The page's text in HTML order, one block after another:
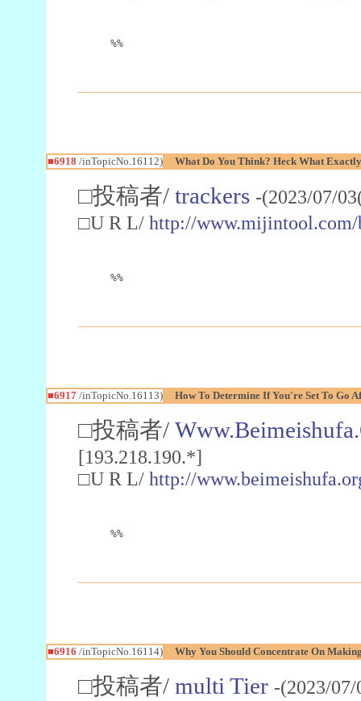
%%
■6918 /inTopicNo.16112) What Do You Think? Heck What
□投稿者/ trackers -(2023/07/
□U R L/ http://www.mijintool.com/
%%
■6917/inTopicNo.16113) How To Determine If You're Set To Go
□投稿者/
[193.218.190.*]
□U R L/ http://
%%
■6916 /inTopicNo.16114) Why You Should Concentrate On
□投稿者/ multi Tier -(2023/